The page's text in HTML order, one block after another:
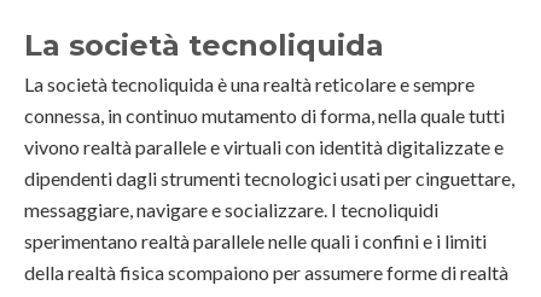
La società tecnoliquida
La società tecnoliquida è una realtà reticolare e sempre
connessa, in continuo mutamento di forma, nella quale tutti
vivono realtà parallele e virtuali con identità digitalizzate e
dipendenti dagli strumenti tecnologici usati per cinguettare,
messaggiare, navigare e socializzare. I tecnoliquidi
sperimentano realtà parallele nelle quali i confini e i limiti
della realtà fisica scompaiono per assumere forme di realtà